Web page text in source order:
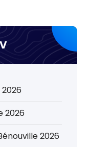
2026
2026